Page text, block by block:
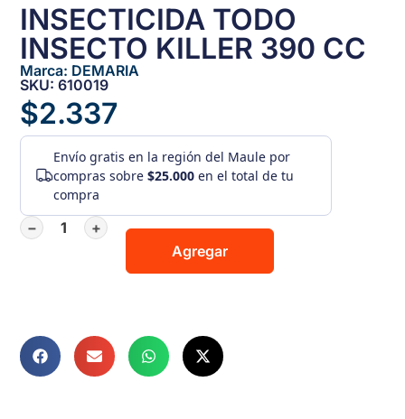
INSECTICIDA TODO
INSECTO KILLER 390 CC
Marca: DEMARIA
SKU: 610019
$2.337
Envío gratis en la región del Maule por
compras sobre$25.000 en el total de tu
compra
−
+
Agregar